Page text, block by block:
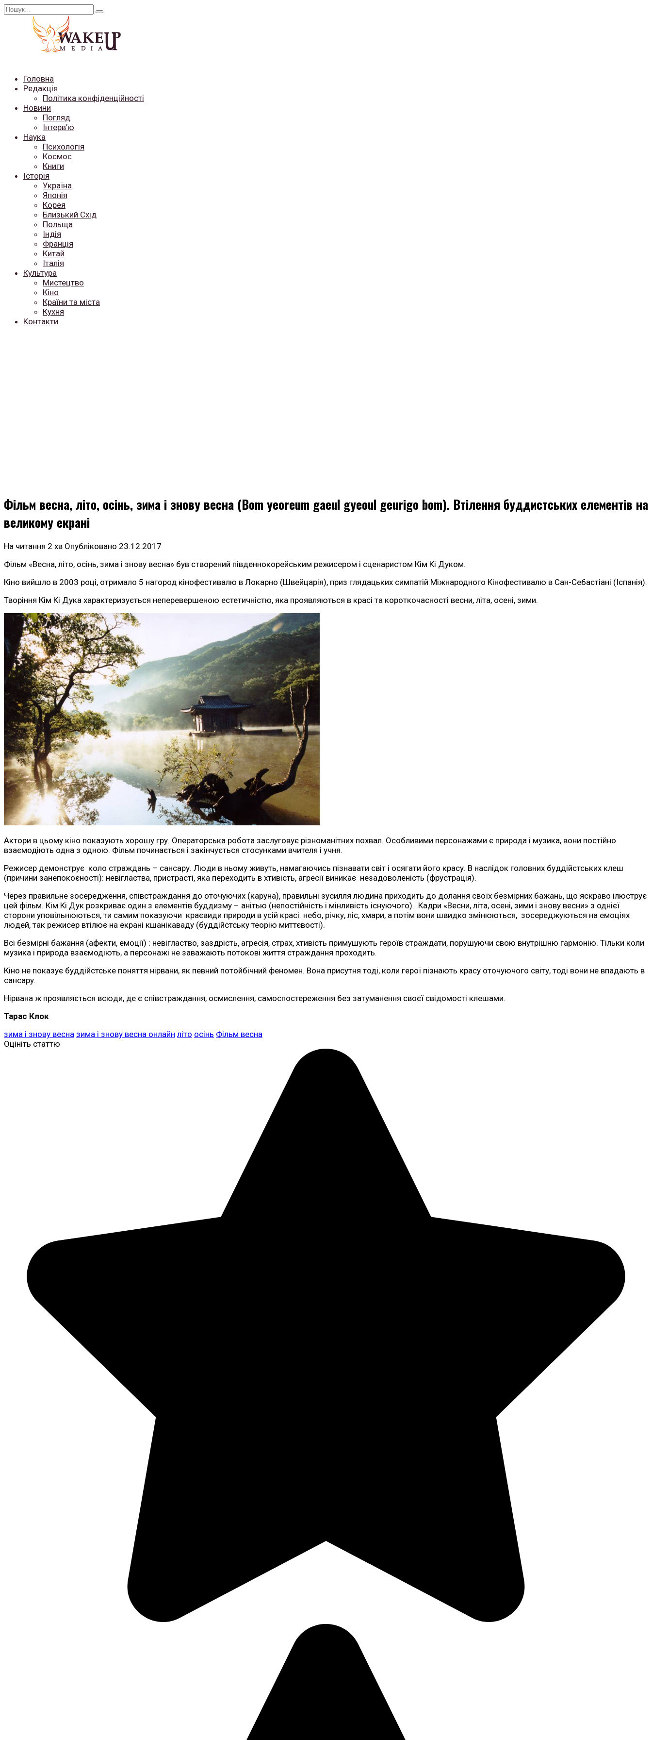
Перейти
Search
Головна
Редакція
Політика конфіденційності
Новини
Погляд
Інтерв’ю
Наука
Психологія
Космос
Книги
Історія
Україна
Японія
Корея
Близький Схід
Польща
Індія
Франція
Китай
Італія
Культура
Мистецтво
Кіно
Країни та міста
Кухня
Контакти
Фільм весна, літо, осінь, зима і знову весна (Bom yeoreum gaeul gyeoul geurigo bom). Втілення буддистських елементів на
великому екрані
На читання 2 хв Опубліковано 23.12.2017
Фільм «Весна, літо, осінь, зима і знову весна» був створений південнокорейським режисером і сценаристом Кім Кі Дуком.
Кіно вийшло в 2003 році, отримало 5 нагород кінофестивалю в Локарно (Швейцарія), приз глядацьких симпатій Міжнародного Кінофестивалю в Сан-Себастіані (Іспанія).
Творіння Кім Кі Дука характеризується неперевершеною естетичністю, яка проявляються в красі та короткочасності весни, літа, осені, зими.
Актори в цьому кіно показують хорошу гру. Операторська робота заслуговує різноманітних похвал. Особливими персонажами є природа і музика, вони постійно
взаємодіють одна з одною. Фільм починається і закінчується стосунками вчителя і учня.
Режисер демонструє коло страждань – сансару. Люди в ньому живуть, намагаючись пізнавати світ і осягати його красу. В наслідок головних буддійстських клеш
(причини занепокоєності): невігластва, пристрасті, яка переходить в хтивість, агресії виникає незадоволеність (фрустрація).
Через правильне зосередження, співстраждання до оточуючих (каруна), правильні зусилля людина приходить до долання своїх безмірних бажань, що яскраво ілюструє
цей фільм. Кім Кі Дук розкриває один з елементів буддизму – анітью (непостійність і мінливість існуючого). Кадри «Весни, літа, осені, зими і знову весни» з однієї
сторони уповільнюються, ти самим показуючи краєвиди природи в усій красі: небо, річку, ліс, хмари, а потім вони швидко змінюються, зосереджуються на емоціях
людей, так режисер втілює на екрані кшанікаваду (буддійстську теорію миттєвості).
Всі безмірні бажання (афекти, емоції) : невігластво, заздрість, агресія, страх, хтивість примушують героїв страждати, порушуючи свою внутрішню гармонію. Тільки коли
музика і природа взаємодіють, а персонажі не заважають потокові життя страждання проходить.
Кіно не показує буддійстське поняття нірвани, як певний потойбічний феномен. Вона присутня тоді, коли герої пізнають красу оточуючого світу, тоді вони не впадають в
сансару.
Нірвана ж проявляється всюди, де є співстраждання, осмислення, самоспостереження без затуманення своєї свідомості клешами.
Тарас Клок
зима і знову весна зима і знову весна онлайн літо осінь Фільм весна
Оцініть статтю